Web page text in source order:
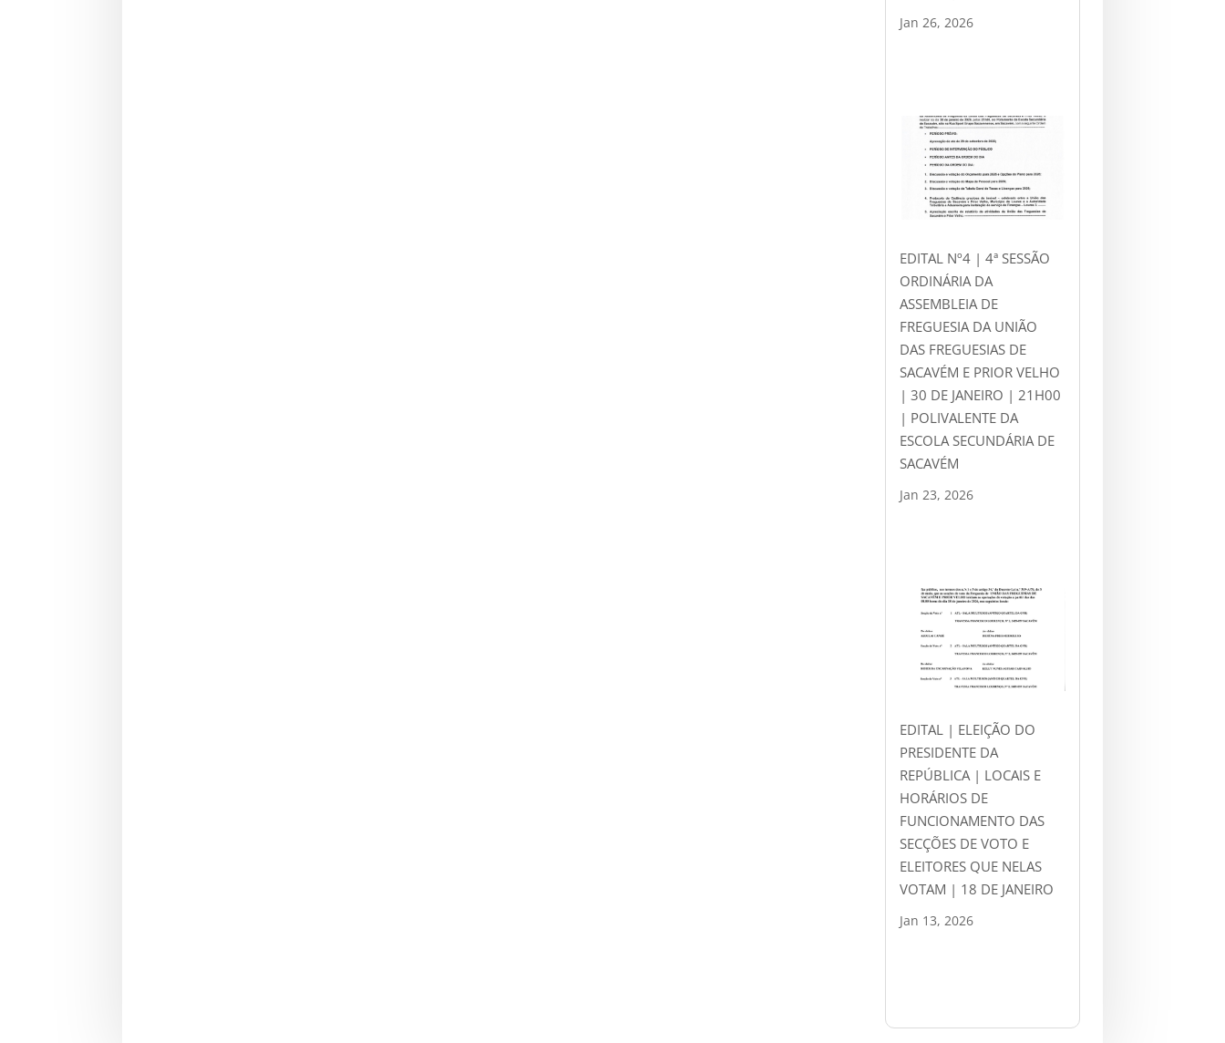
Jan 26, 2026
EDITAL Nº4 | 4ª SESSÃO
ORDINÁRIA DA
ASSEMBLEIA DE
FREGUESIA DA UNIÃO
DAS FREGUESIAS DE
SACAVÉM E PRIOR VELHO
| 30 DE JANEIRO | 21H00
| POLIVALENTE DA
ESCOLA SECUNDÁRIA DE
SACAVÉM
Jan 23, 2026
EDITAL | ELEIÇÃO DO
PRESIDENTE DA
REPÚBLICA | LOCAIS E
HORÁRIOS DE
FUNCIONAMENTO DAS
SECÇÕES DE VOTO E
ELEITORES QUE NELAS
VOTAM | 18 DE JANEIRO
Jan 13, 2026